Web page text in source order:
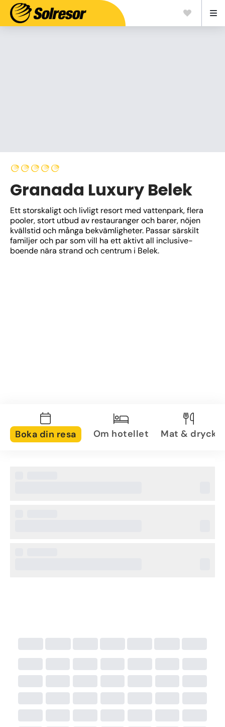
Granada Luxury Belek
Ett storskaligt och livligt resort med vattenpark, flera
pooler, stort utbud av restauranger och barer, nöjen
kvällstid och många bekvämligheter. Passar särskilt
familjer och par som vill ha ett aktivt all inclusive-
boende nära strand och centrum i Belek.
Boka din resa Om hotellet Mat & dryck